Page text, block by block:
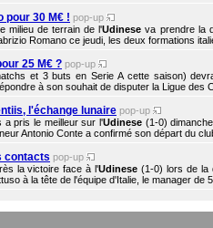
pour 30 M€ ! pop-up
milieu de terrain de l'Udinese va prendre la
Romano ce jeudi, les deux formations
25 M€ ? pop-up
et 3 buts en Serie A cette saison)
à son souhait de disputer la Ligue des
l'échange lunaire pop-up
a pris le meilleur sur l'Udinese(1-0)
Antonio Conte a confirmé son départ du
contacts pop-up
la victoire face à l'Udinese (1-0) lors de la
à la tête de l'équipe d'Italie, le manager de